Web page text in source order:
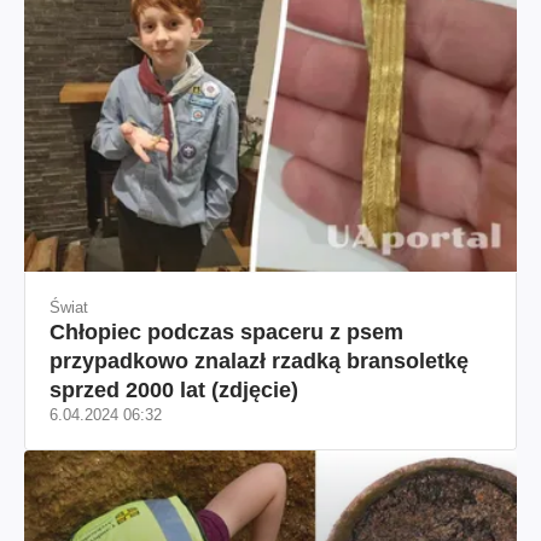
Świat
Chłopiec podczas spaceru z psem
przypadkowo znalazł rzadką bransoletkę
sprzed 2000 lat (zdjęcie)
6.04.2024 06:32